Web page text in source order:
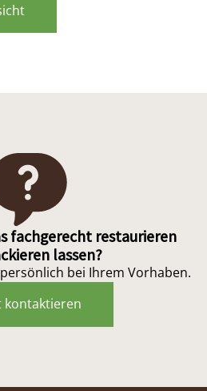
fachgerecht restaurieren
lassen?
bei Ihrem Vorhaben.
kontaktieren